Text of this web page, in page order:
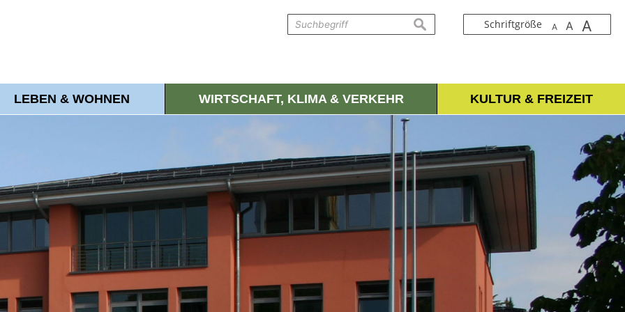
Schriftgröße A A A
suchen
LEBEN & WOHNEN WIRTSCHAFT, KLIMA & VERKEHR KULTUR & FREIZEIT